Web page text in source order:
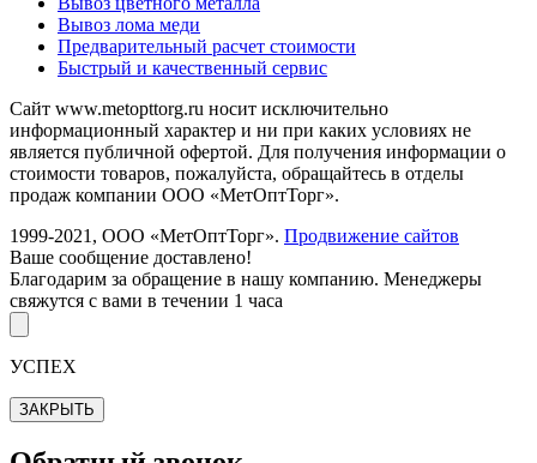
Вывоз лома меди
Предварительный расчет стоимости
Быстрый и качественный сервис
Сайт www.metopttorg.ru носит исключительно
информационный характер и ни при каких условиях не
является публичной офертой. Для получения информации о
стоимости товаров, пожалуйста, обращайтесь в отделы
продаж компании ООО «МетОптТорг».
1999-2021, ООО «МетОптТорг». Продвижение сайтов
Ваше сообщение доставлено!
Благодарим за обращение в нашу компанию. Менеджеры
свяжутся с вами в течении 1 часа
УСПЕХ
ЗАКРЫТЬ